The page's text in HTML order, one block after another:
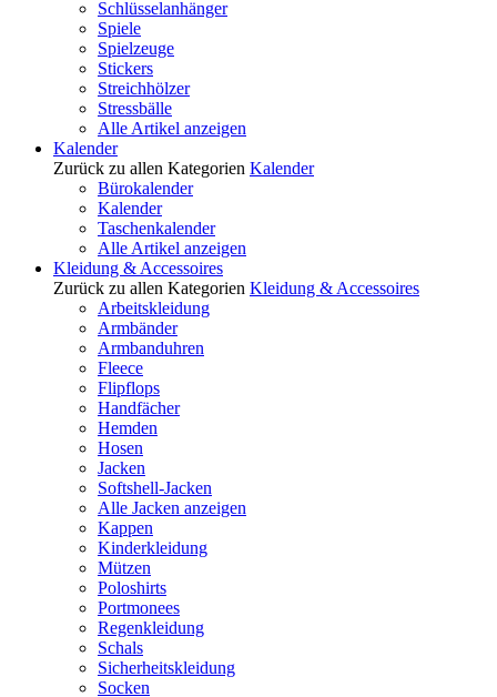
Schlüsselanhänger
Spiele
Spielzeuge
Stickers
Streichhölzer
Stressbälle
Alle Artikel anzeigen
Kalender
Zurück zu allen Kategorien Kalender
Bürokalender
Kalender
Taschenkalender
Alle Artikel anzeigen
Kleidung & Accessoires
Zurück zu allen Kategorien Kleidung & Accessoires
Arbeitskleidung
Armbänder
Armbanduhren
Fleece
Flipflops
Handfächer
Hemden
Hosen
Jacken
Softshell-Jacken
Alle Jacken anzeigen
Kappen
Kinderkleidung
Mützen
Poloshirts
Portmonees
Regenkleidung
Schals
Sicherheitskleidung
Socken